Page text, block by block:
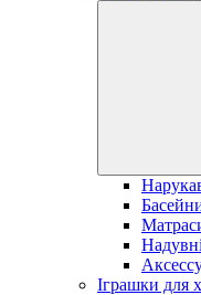
Іграшки для